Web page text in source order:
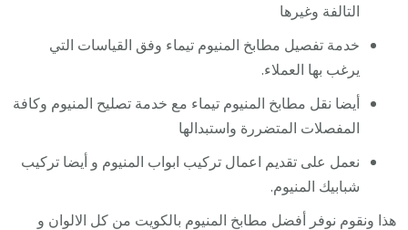
التالفة وغيرها
خدمة تفصيل مطابخ المنيوم تيماء وفق القياسات التي
يرغب بها العملاء.
أيضا نقل مطابخ المنيوم تيماء مع خدمة تصليح المنيوم وكافة
المفصلات المتضررة واستبدالها
نعمل على تقديم اعمال تركيب ابواب المنيوم و أيضا تركيب
شبابيك المنيوم.
هذا ونقوم نوفر أفضل مطابخ المنيوم بالكويت من كل الالوان و